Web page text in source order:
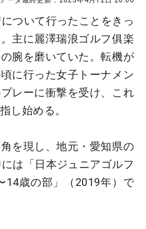
ついて行ったことをきっ
主に麗澤瑞浪ゴルフ俱楽
腕を磨いていた。転機が
に行った女子トーナメン
レーに衝撃を受け、これ
し始める。
を現し、地元・愛知県の
は「日本ジュニアゴルフ
14歳の部」（2019年）で